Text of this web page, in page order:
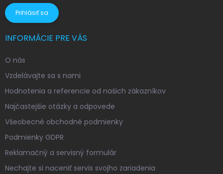
Prihlásiť sa
INFORMÁCIE PRE VÁS
O nás
Vzdelávajte sa s nami
Hodnotenia a referencie od našich zákazníkov
Najčastejšie otázky a odpovede
Všeobecné obchodné podmienky
Podmienky GDPR
Reklamačný a servisný formulár
Nechajte si naceniť servis svojho zariadenia